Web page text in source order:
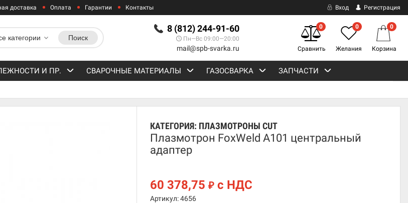
доставка Оплата Гарантии Контакты Вход Регистрация
8 (812) 244-91-60
Пн—Вс 09:00—20:00
mail@spb-svarka.ru
категории Поиск
0
Сравнить
0
Желания
0
Корзина
И ПР. СВАРОЧНЫЕ МАТЕРИАЛЫ ГАЗОСВАРКА ЗАПЧАСТИ
КАТЕГОРИЯ: ПЛАЗМОТРОНЫ CUT
Плазмотрон FoxWeld A101 центральный
адаптер
60 378,75₽ с НДС
Артикул: 4656